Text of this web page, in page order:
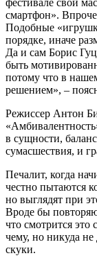
фестивале свой
смартфон».
Подобные
порядке, иначе
Да и сам Борис
быть
потому что в
решением», –
Режиссер Антон
в сущности,
сумасшествия, и
Печалит, когда
честно пытаются
но выглядят при
Вроде бы
что смотрится это
чему, но никуда
скуки.